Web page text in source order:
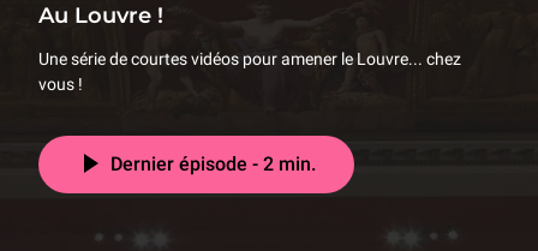
Au Louvre !
Une série de courtes vidéos pour amener le Louvre... chez
vous !
Dernier épisode - 2 min.